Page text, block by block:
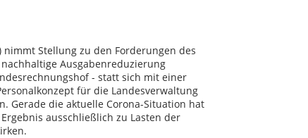
Stellung zu den Forderungen des
Ausgabenreduzierung
- statt sich mit einer
für die Landesverwaltung
Gerade die aktuelle Corona-Situation hat
ausschließlich zu Lasten der